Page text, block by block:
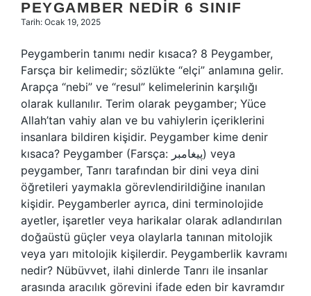
PEYGAMBER NEDIR 6 SINIF
Tarih: Ocak 19, 2025
Peygamberin tanımı nedir kısaca? 8 Peygamber,
Farsça bir kelimedir; sözlükte “elçi” anlamına gelir.
Arapça “nebi” ve “resul” kelimelerinin karşılığı
olarak kullanılır. Terim olarak peygamber; Yüce
Allah’tan vahiy alan ve bu vahiylerin içeriklerini
insanlara bildiren kişidir. Peygamber kime denir
kısaca? Peygamber (Farsça: پيغامبر‎) veya
peygamber, Tanrı tarafından bir dini veya dini
öğretileri yaymakla görevlendirildiğine inanılan
kişidir. Peygamberler ayrıca, dini terminolojide
ayetler, işaretler veya harikalar olarak adlandırılan
doğaüstü güçler veya olaylarla tanınan mitolojik
veya yarı mitolojik kişilerdir. Peygamberlik kavramı
nedir? Nübüvvet, ilahi dinlerde Tanrı ile insanlar
arasında aracılık görevini ifade eden bir kavramdır